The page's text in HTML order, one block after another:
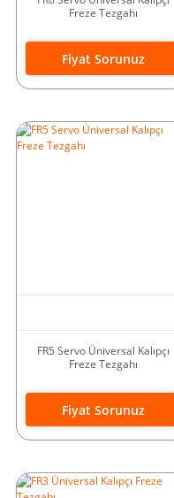
Freze Tezgahı
Fiyat Sorunuz
FR5 Servo Üniversal Kalıpçı
Freze Tezgahı
Fiyat Sorunuz